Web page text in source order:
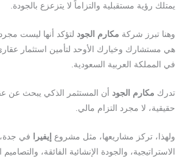
يمتلك رؤية مستقبلية والتزاماً لا يتزعزع بالجودة.
وهنا تبرز شركة مكارم الجود لتؤكد أنها ليست
هي مستشارك وخيارك الأوحد لتأمين استثمار
في المملكة العربية السعودية.
تدرك مكارم الجود أن المستثمر الذكي يبحث عن
حقيقية، لا مجرد التزام مالي.
ولهذا، تركز مشاريعها، مثل مشروع إيفيرا
في جدة،
الاستراتيجية، والجودة الإنشائية الفائقة،